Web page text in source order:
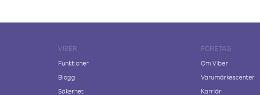
VIBER
Funktioner
Blogg
Säkerhet
FÖRETAG
Om Viber
Varumärkescenter
Karriär